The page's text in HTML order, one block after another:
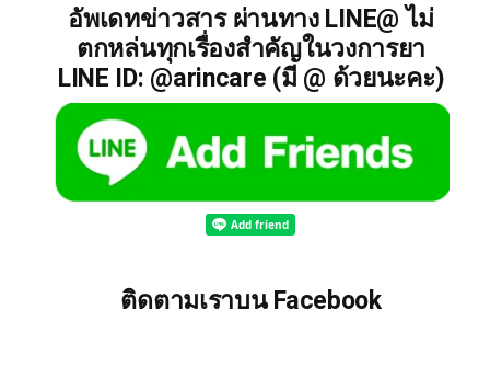
อัพเดทข่าวสาร ผ่านทาง LINE@ ไม่
ตกหล่นทุกเรื่องสำคัญในวงการยา
LINE ID: @arincare (มี @ ด้วยนะคะ)
ติดตามเราบน Facebook